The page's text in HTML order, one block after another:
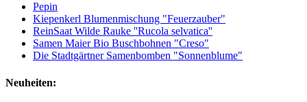
Pepin
Kiepenkerl Blumenmischung "Feuerzauber"
ReinSaat Wilde Rauke ''Rucola selvatica''
Samen Maier Bio Buschbohnen "Creso"
Die Stadtgärtner Samenbomben "Sonnenblume"
Neuheiten: